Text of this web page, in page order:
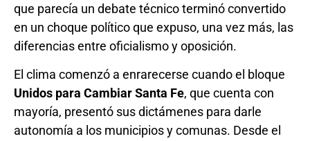
que parecía un debate técnico terminó convertido
en un choque político que expuso, una vez más, las
diferencias entre oficialismo y oposición.
El clima comenzó a enrarecerse cuando el bloque
Unidos para Cambiar Santa Fe, que cuenta con
mayoría, presentó sus dictámenes para darle
autonomía a los municipios y comunas. Desde el